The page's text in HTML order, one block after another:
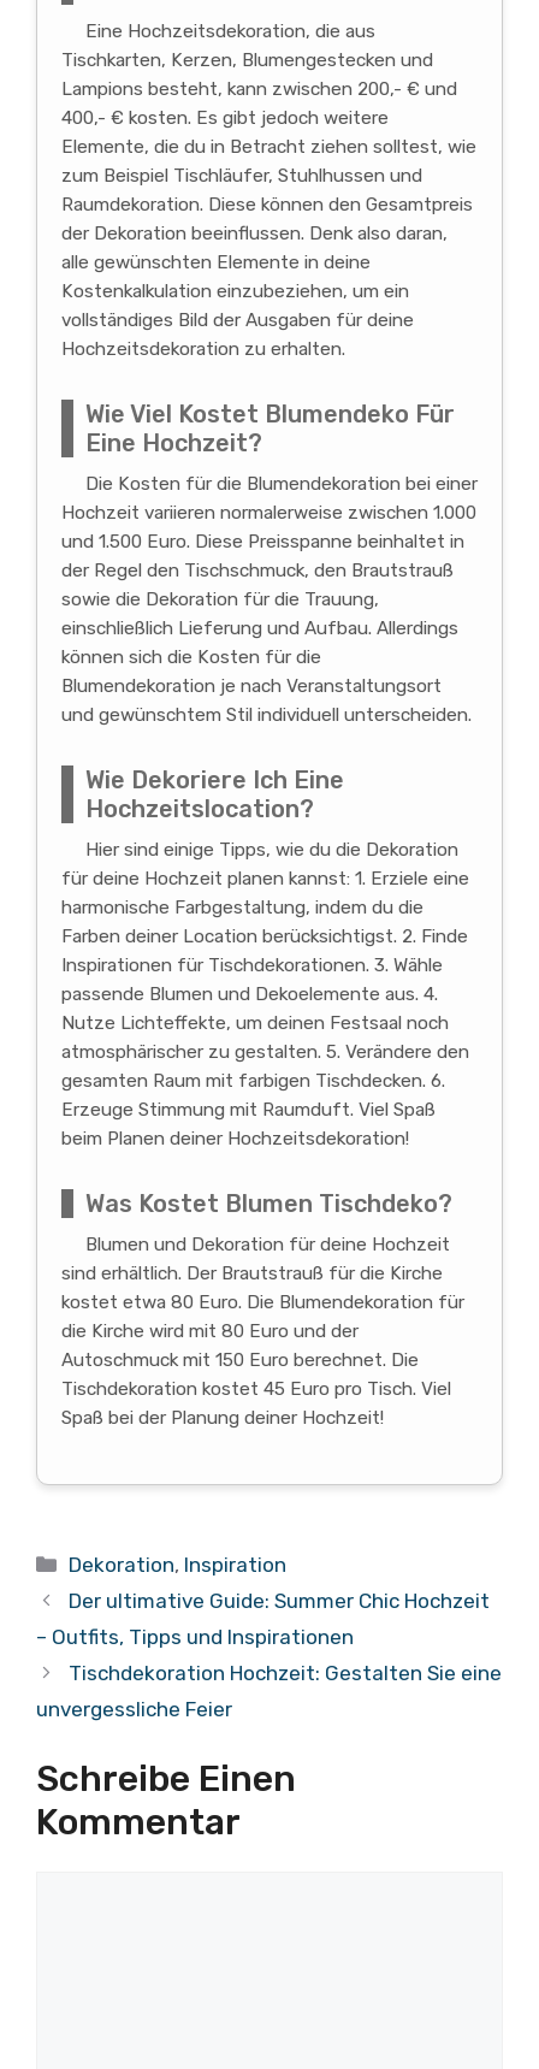
Eine Hochzeitsdekoration, die aus
Tischkarten, Kerzen, Blumengestecken und
Lampions besteht, kann zwischen 200,- € und
400,- € kosten. Es gibt jedoch weitere
Elemente, die du in Betracht ziehen solltest, wie
zum Beispiel Tischläufer, Stuhlhussen und
Raumdekoration. Diese können den Gesamtpreis
der Dekoration beeinflussen. Denk also daran,
alle gewünschten Elemente in deine
Kostenkalkulation einzubeziehen, um ein
vollständiges Bild der Ausgaben für deine
Hochzeitsdekoration zu erhalten.
Wie Viel Kostet Blumendeko Für
Eine Hochzeit?
Die Kosten für die Blumendekoration bei einer
Hochzeit variieren normalerweise zwischen 1.000
und 1.500 Euro. Diese Preisspanne beinhaltet in
der Regel den Tischschmuck, den Brautstrauß
sowie die Dekoration für die Trauung,
einschließlich Lieferung und Aufbau. Allerdings
können sich die Kosten für die
Blumendekoration je nach Veranstaltungsort
und gewünschtem Stil individuell unterscheiden.
Wie Dekoriere Ich Eine
Hochzeitslocation?
Hier sind einige Tipps, wie du die Dekoration
für deine Hochzeit planen kannst: 1. Erziele eine
harmonische Farbgestaltung, indem du die
Farben deiner Location berücksichtigst. 2. Finde
Inspirationen für Tischdekorationen. 3. Wähle
passende Blumen und Dekoelemente aus. 4.
Nutze Lichteffekte, um deinen Festsaal noch
atmosphärischer zu gestalten. 5. Verändere den
gesamten Raum mit farbigen Tischdecken. 6.
Erzeuge Stimmung mit Raumduft. Viel Spaß
beim Planen deiner Hochzeitsdekoration!
Was Kostet Blumen Tischdeko?
Blumen und Dekoration für deine Hochzeit
sind erhältlich. Der Brautstrauß für die Kirche
kostet etwa 80 Euro. Die Blumendekoration für
die Kirche wird mit 80 Euro und der
Autoschmuck mit 150 Euro berechnet. Die
Tischdekoration kostet 45 Euro pro Tisch. Viel
Spaß bei der Planung deiner Hochzeit!
Kategorien
Dekoration, Inspiration
Der ultimative Guide: Summer Chic Hochzeit
– Outfits, Tipps und Inspirationen
Tischdekoration Hochzeit: Gestalten Sie eine
unvergessliche Feier
Schreibe Einen
Kommentar